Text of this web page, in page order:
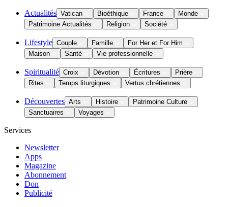
Actualités Vatican Bioéthique France
Monde
Patrimoine Actualités
Religion Société
Lifestyle Couple Famille
For Her et For Him
Maison
Santé Vie professionnelle
Spiritualité Croix Dévotion Écritures
Prière
Rites
Temps liturgiques Vertus chrétiennes
Découvertes Arts Histoire
Patrimoine Culture
Sanctuaires
Voyages
Services
Newsletter
Apps
Magazine
Abonnement
Don
Publicité